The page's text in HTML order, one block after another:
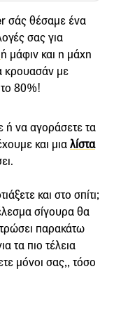
σάς θέσαμε ένα
σας για
ή μάφιν και η μάχη
κρουασάν με
80%!
ή να αγοράσετε τα
και μιαλίστα
και στο σπίτι;
σίγουρα θα
παρακάτω
τα πιο τέλεια
μόνοι σας,, τόσο